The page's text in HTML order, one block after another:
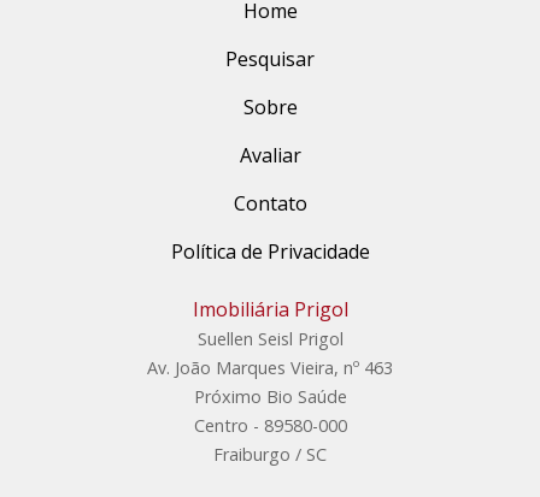
Home
Pesquisar
Sobre
Avaliar
Contato
Política de Privacidade
Imobiliária Prigol
Suellen Seisl Prigol
Av. João Marques Vieira, nº 463
Próximo Bio Saúde
Centro - 89580-000
Fraiburgo / SC